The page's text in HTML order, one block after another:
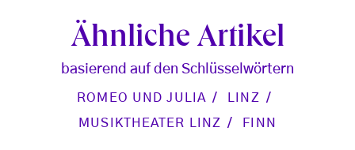
Ähnliche Artikel
basierend auf den Schlüsselwörtern
ROMEO UND JULIA
LINZ
MUSIKTHEATER LINZ
FINN